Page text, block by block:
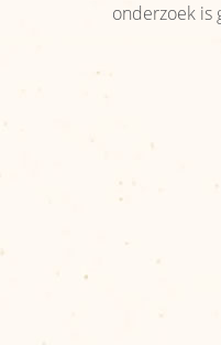
onderzoek is